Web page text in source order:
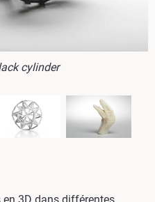
cylinder